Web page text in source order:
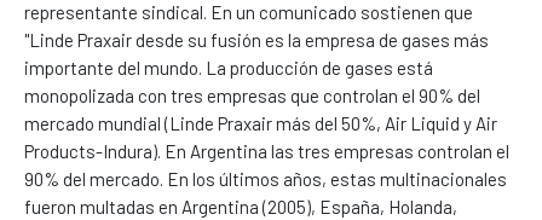
representante sindical. En un comunicado sostienen que
"Linde Praxair desde su fusión es la empresa de gases más
importante del mundo. La producción de gases está
monopolizada con tres empresas que controlan el 90% del
mercado mundial (Linde Praxair más del 50%, Air Liquid y Air
Products-Indura). En Argentina las tres empresas controlan el
90% del mercado. En los últimos años, estas multinacionales
fueron multadas en Argentina (2005), España, Holanda,